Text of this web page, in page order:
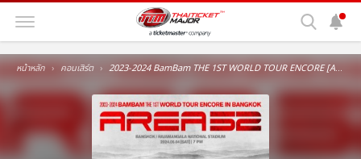
หน้าหลัก คอนเสิร์ต 2023-2024 BamBam THE 1ST WORLD TOUR ENCORE [AREA 52] in BANGKOK Presented by Xiaomi